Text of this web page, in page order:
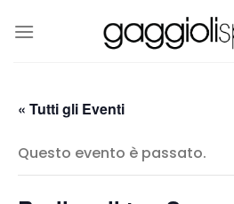
« Tutti gli Eventi
Questo evento è passato.